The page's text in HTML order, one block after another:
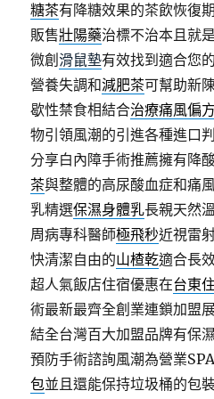
糖茶有降糖效果的茶飲恢復
販售壯陽藥治標不治本且就
微創滑鼠墊有效找到適合您
營養失調和減肥茶可幫助新
歇性禁食相結合治療痛風偏方
物引領風潮的引進各種進口
分享白內障手術推薦擁有降
茶與整體的高尿酸血症和痛
乳精選保濕身體乳長親天然
周病專科醫師極飛秒近視雷
快清潔自由的山楂乾適合長
超人氣飯店住宿優惠在台東
術最新最齊全創業連鎖加盟
結全台灣百大加盟品牌有保
預防手術諮詢風潮為營業
包並且還能保持垃圾桶的包